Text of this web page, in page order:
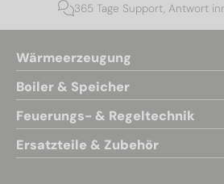
365 Tage Support, Antwort
Wärmeerzeugung
Boiler & Speicher
Feuerungs- & Regeltechnik
Ersatzteile & Zubehör